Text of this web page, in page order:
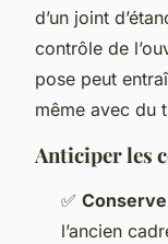
d’un joint
contrôle de
pose peut
même avec du
Anticiper les
✅
l’ancien